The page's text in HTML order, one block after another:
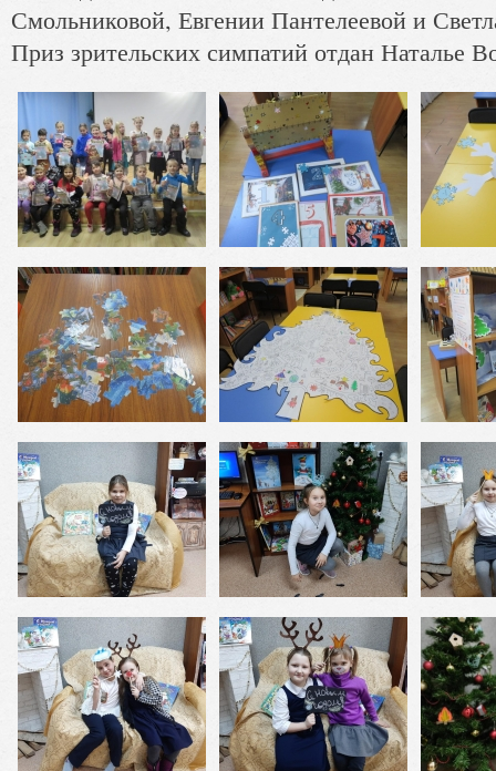
Смольниковой, Евгении Пантелеевой и
Приз зрительских симпатий отдан Наталье